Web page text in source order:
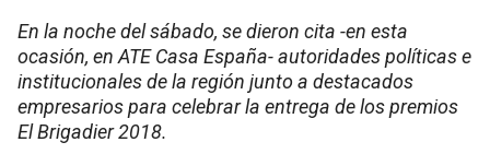
En la noche del sábado, se dieron cita -en esta
ocasión, en ATE Casa España- autoridades políticas e
institucionales de la región junto a destacados
empresarios para celebrar la entrega de los premios
El Brigadier 2018.